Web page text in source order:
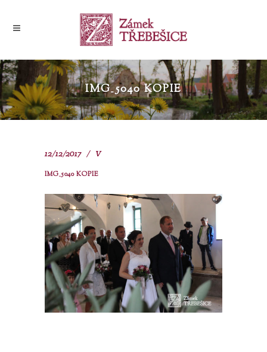
IMG_5040 KOPIE
12/12/2017 V
IMG_5040 KOPIE